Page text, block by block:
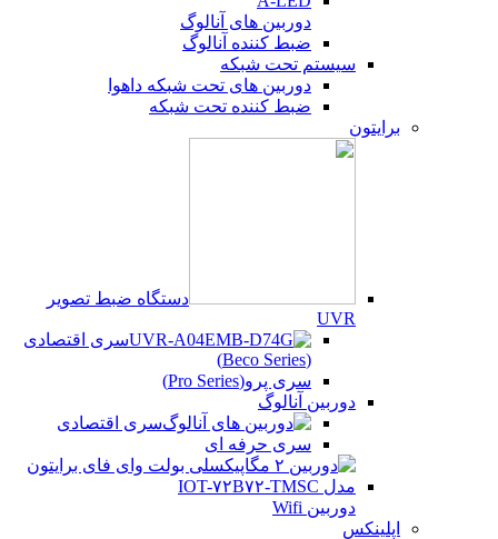
دوربین های آنالوگ
ضبط کننده آنالوگ
سیستم تحت شبکه
دوربین های تحت شبکه داهوا
ضبط کننده تحت شبکه
برایتون
دستگاه ضبط تصویر
UVR
سری اقتصادی
(Beco Series)
سری پرو(Pro Series)
دوربین آنالوگ
سری اقتصادی
سری حرفه ای
دوربین Wifi
اپلینکس